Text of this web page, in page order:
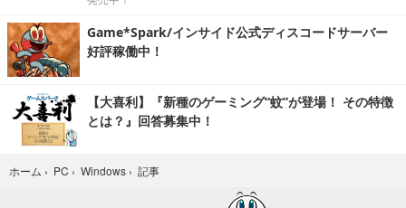
Game*Spark/インサイド公式ディスコードサーバー
好評稼働中！
【大喜利】『新種のゲーミング“蚊”が登場！ その特徴
とは？』回答募集中！
ホーム › PC › Windows › 記事